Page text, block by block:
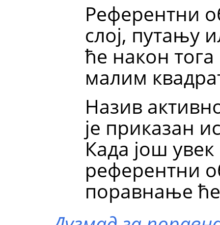
Референтни
слој, путању
ће након
малим
Назив
је приказан
Када још
референтни
поравнање